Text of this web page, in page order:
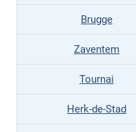
Brugge
Zaventem
Tournai
Herk-de-Stad